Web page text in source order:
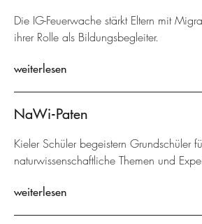
Die IG-Feuerwache stärkt Eltern mit
ihrer Rolle als Bildungsbegleiter.
weiterlesen
NaWi-Paten
Kieler Schüler begeistern Grundschüler
naturwissenschaftliche Themen und
weiterlesen